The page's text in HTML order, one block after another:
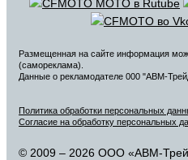
Размещенная на сайте информация
(самореклама).
Данные о рекламодателе 000 "АВМ-
Политика обработки персональных
Согласие на обработку персональных
© 2009 – 2026 ООО «АВМ-